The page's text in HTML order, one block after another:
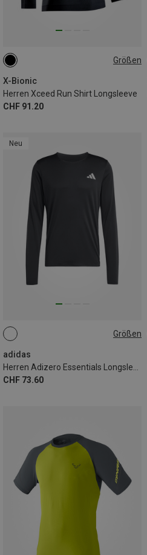
Größen
X-Bionic
Herren Xceed Run Shirt Longsleeve
CHF 91.20
S
Neu
Größen
adidas
Herren Adizero Essentials Longsleeve
CHF 73.60
S